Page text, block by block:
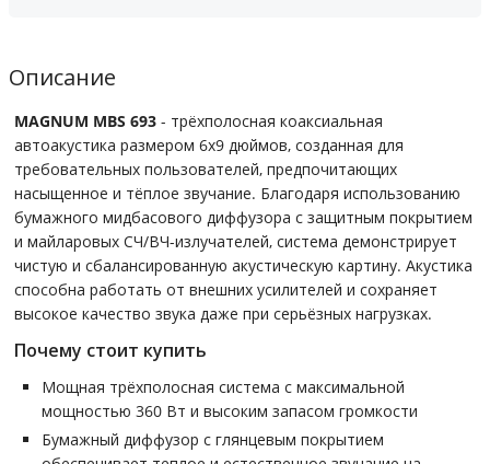
Описание
MAGNUM MBS 693 - трёхполосная коаксиальная
автоакустика размером 6x9 дюймов, созданная для
требовательных пользователей, предпочитающих
насыщенное и тёплое звучание. Благодаря использованию
бумажного мидбасового диффузора с защитным покрытием
и майларовых СЧ/ВЧ-излучателей, система демонстрирует
чистую и сбалансированную акустическую картину. Акустика
способна работать от внешних усилителей и сохраняет
высокое качество звука даже при серьёзных нагрузках.
Почему стоит купить
Мощная трёхполосная система с максимальной
мощностью 360 Вт и высоким запасом громкости
Бумажный диффузор с глянцевым покрытием